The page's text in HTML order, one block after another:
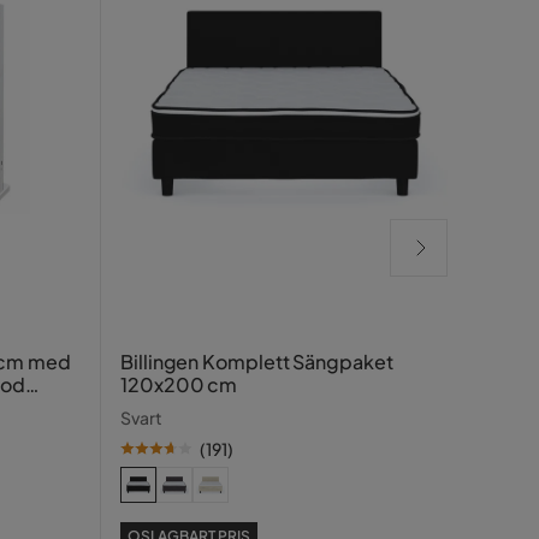
med
Billingen Komplett Sängpaket
120x200 cm
Svart
(191)